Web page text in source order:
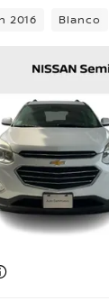
2016 Blanco